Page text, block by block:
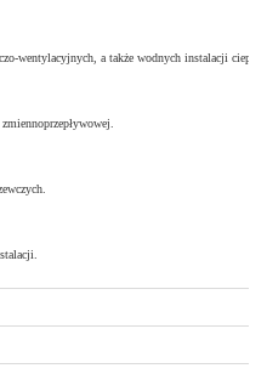
wentylacyjnych, a także wodnych instalacji